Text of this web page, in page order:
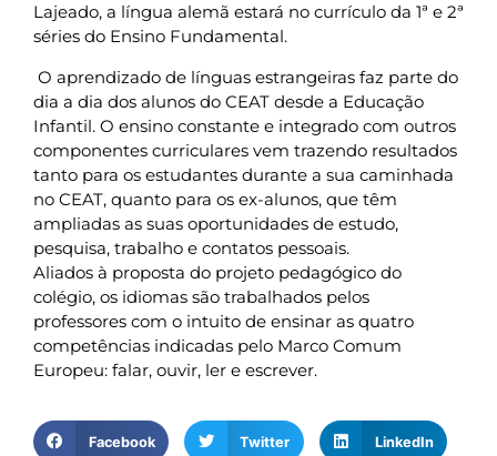
Lajeado, a língua alemã estará no currículo da 1ª e 2ª
séries do Ensino Fundamental.
O aprendizado de línguas estrangeiras faz parte do
dia a dia dos alunos do CEAT desde a Educação
Infantil. O ensino constante e integrado com outros
componentes curriculares vem trazendo resultados
tanto para os estudantes durante a sua caminhada
no CEAT, quanto para os ex-alunos, que têm
ampliadas as suas oportunidades de estudo,
pesquisa, trabalho e contatos pessoais.
Aliados à proposta do projeto pedagógico do
colégio, os idiomas são trabalhados pelos
professores com o intuito de ensinar as quatro
competências indicadas pelo Marco Comum
Europeu: falar, ouvir, ler e escrever.
Facebook Twitter LinkedIn